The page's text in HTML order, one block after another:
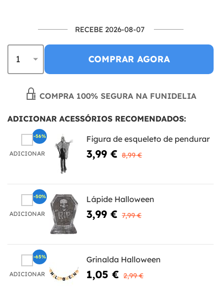
RECEBE 2026-08-07
COMPRAR AGORA
COMPRA 100% SEGURA NA FUNIDELIA
ADICIONAR ACESSÓRIOS RECOMENDADOS:
ADICIONAR
Figura de esqueleto de pendurar
3,99 € 8,99 €
-56%
ADICIONAR
Lápide Halloween
3,99 € 7,99 €
-50%
ADICIONAR
Grinalda Halloween
1,05 € 2,99 €
-65%